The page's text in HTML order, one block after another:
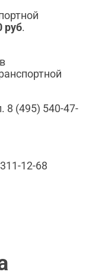
руб.
8 (495) 540-47-
12-68